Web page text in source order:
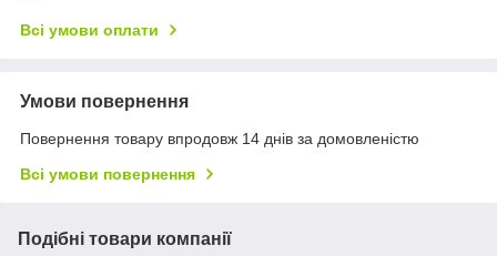
Всі умови оплати
Умови повернення
Повернення товару впродовж 14 днів за домовленістю
Всі умови повернення
Подібні товари компанії